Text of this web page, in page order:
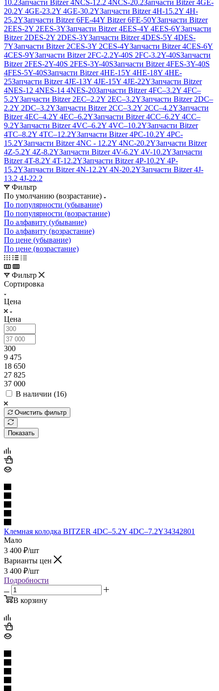
10.2Запчасти Bitzer 4NCS-12.2 4NCS-20.2Запчасти Bitzer 4GE-
20.2Y 4GE-23.2Y 4GE-30.2YЗапчасти Bitzer 4H-15.2Y 4H-
25.2YЗапчасти Bitzer 6FE-44Y Bitzer 6FE-50YЗапчасти Bitzer
2EES-2Y 2EES-3YЗапчасти Bitzer 4EES-4Y 4EES-6YЗапчасти
Bitzer 2DES-2Y 2DES-3YЗапчасти Bitzer 4DES-5Y 4DES-
7YЗапчасти Bitzer 2CES-3Y 2CES-4YЗапчасти Bitzer 4CES-6Y
4CES-9YЗапчасти Bitzer 2FC-2.2Y-40S 2FC-3.2Y-40SЗапчасти
Bitzer 2FES-2Y-40S 2FES-3Y-40SЗапчасти Bitzer 4FES-3Y-40S
4FES-5Y-40SЗапчасти Bitzer 4HE-15Y 4HE-18Y 4HE-
25Запчасти Bitzer 4JE-13Y 4JE-15Y 4JE-22YЗапчасти Bitzer
4NES-12 4NES-14 4NES-20Запчасти Bitzer 4FC–3.2Y 4FC–
5.2YЗапчасти Bitzer 2EC–2.2Y 2EC–3.2YЗапчасти Bitzer 2DC–
2.2Y 2DC–3.2YЗапчасти Bitzer 2CC–3.2Y 2CC–4.2YЗапчасти
Bitzer 4EC–4.2Y 4EC–6.2YЗапчасти Bitzer 4CC–6.2Y 4CC–
9.2YЗапчасти Bitzer 4VC–6.2Y 4VC–10.2YЗапчасти Bitzer
4TC–8.2Y 4TC–12.2YЗапчасти Bitzer 4PC-10.2Y 4PC-
15.2YЗапчасти Bitzer 4NC - 12.2Y 4NC-20.2YЗапчасти Bitzer
4Z-5.2Y 4Z-8.2YЗапчасти Bitzer 4V-6.2Y 4V-10.2YЗапчасти
Bitzer 4T-8.2Y 4T-12.2YЗапчасти Bitzer 4P-10.2Y 4P-
15.2YЗапчасти Bitzer 4N-12.2Y 4N-20.2YЗапчасти Bitzer 4J‐
13.2 4J‐22.2
Фильтр
По умолчанию (возрастание)
По популярности (убывание)
По популярности (возрастание)
По алфавиту (убывание)
По алфавиту (возрастание)
По цене (убывание)
По цене (возрастание)
Фильтр
Сортировка
Цена
Цена
300
9 475
18 650
27 825
37 000
В наличии (16)
Очистить фильтр
Показать
Клемная колодка BITZER 4DC–5.2Y 4DC–7.2Y34342801
Мало
3 400 ₽/шт
Варианты цен
3 400 ₽/шт
Подробности
В корзину